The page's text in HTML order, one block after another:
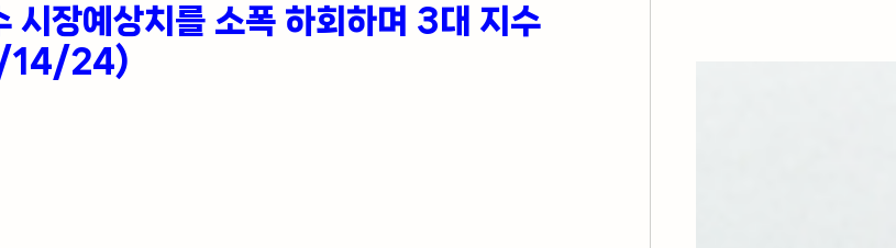
말
시장예상치를 소폭 하회하며 3대 지수
14/24)